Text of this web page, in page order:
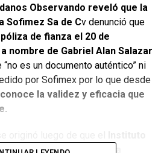
Observando reveló que la
Sofimez Sa de Cv denunció que
de fianza el 20 de
nombre de Gabriel Alan Salazar
es un documento auténtico” ni
por Sofimex por lo que desde
la validez y eficacia que
(IMSS) requirió a la